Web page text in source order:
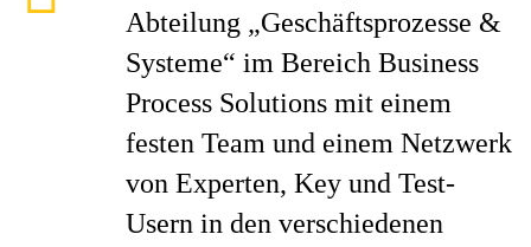
Abteilung „Geschäftsprozesse &
Systeme“ im Bereich Business
Process Solutions mit einem
festen Team und einem Netzwerk
von Experten, Key und Test-
Usern in den verschiedenen